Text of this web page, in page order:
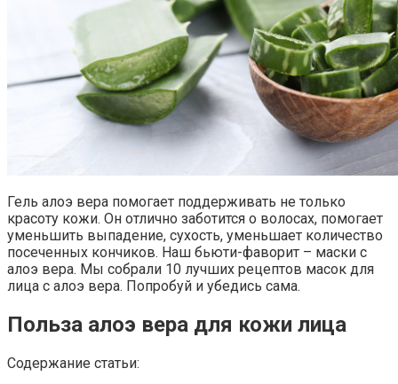
Гель алоэ вера помогает поддерживать не только
красоту кожи. Он отлично заботится о волосах, помогает
уменьшить выпадение, сухость, уменьшает количество
посеченных кончиков. Наш бьюти-фаворит – маски с
алоэ вера. Мы собрали 10 лучших рецептов масок для
лица с алоэ вера. Попробуй и убедись сама.
Польза алоэ вера для кожи лица
Содержание статьи: